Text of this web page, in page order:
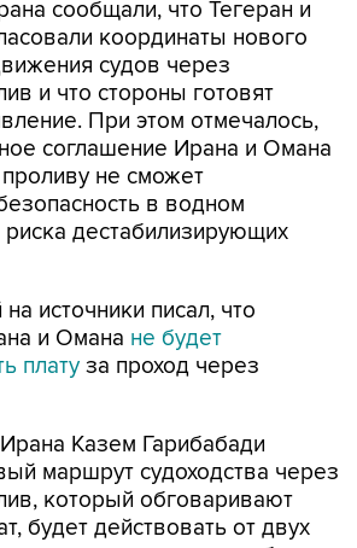
судов через
и что стороны готовят
При этом отмечалось,
соглашение Ирана и Омана
не сможет
в водном
дестабилизирующих
источники писал, что
платуза проход через
Казем Гарибабади
который обговаривают
будет действовать от двух
или, если это потребуется,